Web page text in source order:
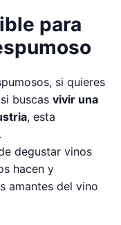
para
si quieres
buscas vivir una
, esta
degustar vinos
hacen y
amantes del vino